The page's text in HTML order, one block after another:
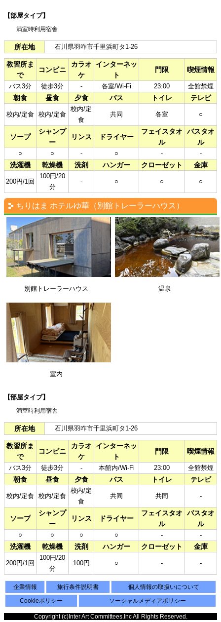
【部屋タイプ】
満室時利用宿舎​
所在地 石川県羽咋市千里浜町タ1-26
教習所ま
で
コンビニ
カラオ
ケ
インターネッ
ト
門限 喫煙情報
バス3分 徒歩3分 - 各室/Wi-Fi 23:00 全館禁煙
朝食 昼食 夕食 バス トイレ テレビ
校内/定食 校内/定食
校内/定
食
共同 各室 ○
ソープ
シャンプ
ー
リンス ドライヤー
フェイスタオ
ル
バスタオ
ル
○ ○ - ○ - -
洗濯機 乾燥機 洗剤 ハンガー クローゼット 金庫
200円/1回
100円/20
分
- ○ ○ ○
ちりはま ホテルゆ華（別館トレーラーハウス）
別館トレーラーハウス 温泉
室内
【部屋タイプ】
満室時利用宿舎​
所在地 石川県羽咋市千里浜町タ1-26
教習所ま
で
コンビニ
カラオ
ケ
インターネッ
ト
門限 喫煙情報
バス3分 徒歩3分 - 本館内/Wi-Fi 23:00 全館禁煙
朝食 昼食 夕食 バス トイレ テレビ
校内/定食 校内/定食
校内/定
食
共同 共同 -
ソープ
シャンプ
ー
リンス ドライヤー
フェイスタオ
ル
バスタオ
ル
○ ○ ○ ○ - -
洗濯機 乾燥機 洗剤 ハンガー クローゼット 金庫
200円/1回
100円/20
分
100円 ○ - -
企業情報 旅行条件説明書
個人情報の取扱いについて
Cookieポリシー
ソーシャルメディアポリシー
Copyright (c)Inter Art Committees.Inc All Rights Reserved.